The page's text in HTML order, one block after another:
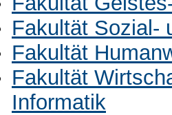
Fakultät Sozial-
Fakultät
Fakultät
Informatik